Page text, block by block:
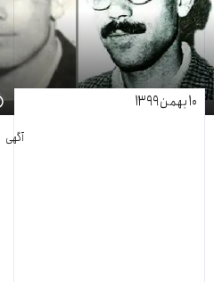
۱۰ بهمن ۱۳۹۹
آگهی